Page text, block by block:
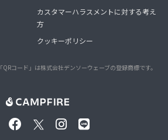
カスタマーハラスメントに対する考え
方
クッキーポリシー
「QRコード」は株式会社デンソーウェーブの登録商標です。